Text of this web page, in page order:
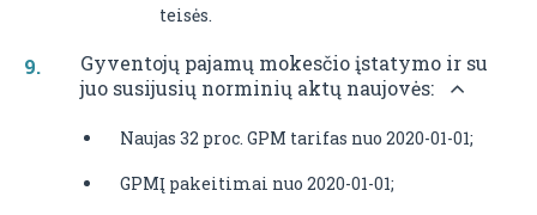
teisės.
Gyventojų pajamų mokesčio įstatymo ir su
juo susijusių norminių aktų naujovės:
Naujas 32 proc. GPM tarifas nuo 2020-01-01;
GPMĮ pakeitimai nuo 2020-01-01;